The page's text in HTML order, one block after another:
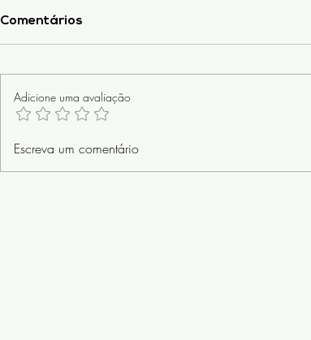
Comentários
Adicione uma avaliação
Escreva um comentário